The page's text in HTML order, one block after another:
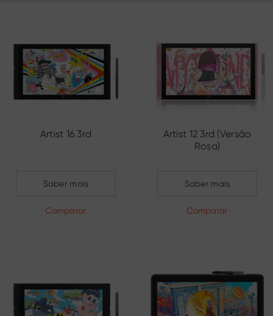
Artist 16 3rd
Saber mais
Comparar
Artist 12 3rd (Versão
Rosa)
Saber mais
Comparar